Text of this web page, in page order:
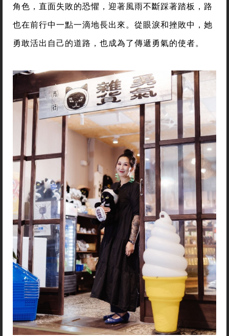
角色，直面失敗的恐懼，迎著風雨不斷踩著踏板，路
也在前行中一點一滴地長出來。從眼淚和挫敗中，她
勇敢活出自己的道路，也成為了傳遞勇氣的使者。